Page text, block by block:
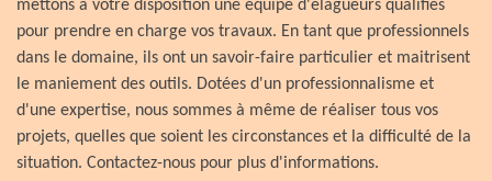
mettons à votre disposition une équipe d'élagueurs qualifiés
pour prendre en charge vos travaux. En tant que professionnels
dans le domaine, ils ont un savoir-faire particulier et maitrisent
le maniement des outils. Dotées d'un professionnalisme et
d'une expertise, nous sommes à même de réaliser tous vos
projets, quelles que soient les circonstances et la difficulté de la
situation. Contactez-nous pour plus d'informations.